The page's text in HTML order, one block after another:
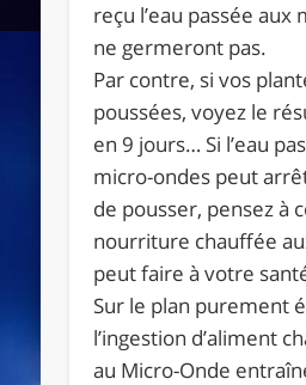
reçu l’eau passée aux
ne germeront pas.
Par contre, si vos
poussées, voyez le
en 9 jours… Si l’eau
micro-ondes peut
de pousser, pensez à
nourriture chauffée
peut faire à votre
Sur le plan purement
l’ingestion d’aliment
au Micro-Onde